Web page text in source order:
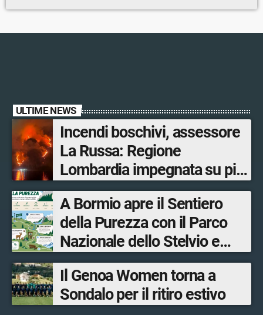
ULTIME NEWS
Incendi boschivi, assessore
La Russa: Regione
Lombardia impegnata su più
fronti, 48 volontari coinvolti
tra le province di Lecco,
Sondrio, Milano e Como
A Bormio apre il Sentiero
della Purezza con il Parco
Nazionale dello Stelvio e
Bormio Tourism
Il Genoa Women torna a
Sondalo per il ritiro estivo